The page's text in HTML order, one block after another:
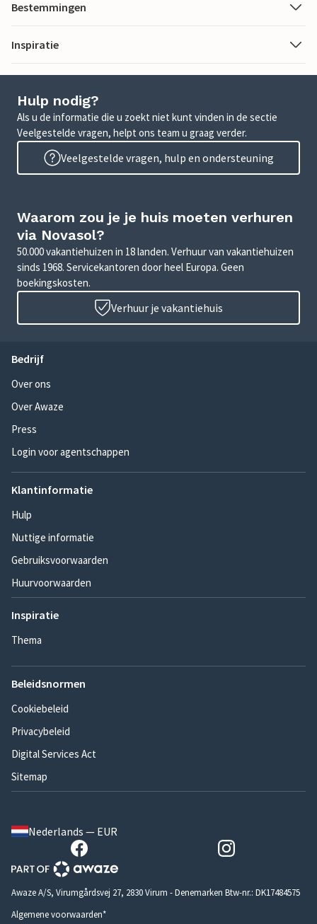
Bestemmingen
Inspiratie
Hulp nodig?
Als u de informatie die u zoekt niet kunt vinden in de sectie
Veelgestelde vragen, helpt ons team u graag verder.
Veelgestelde vragen, hulp en ondersteuning
Waarom zou je je huis moeten verhuren
via Novasol?
50.000 vakantiehuizen in 18 landen. Verhuur van vakantiehuizen
sinds 1968. Servicekantoren door heel Europa. Geen
boekingskosten.
Verhuur je vakantiehuis
Bedrijf
Over ons
Over Awaze
Press
Login voor agentschappen
Klantinformatie
Hulp
Nuttige informatie
Gebruiksvoorwaarden
Huurvoorwaarden
Inspiratie
Thema
Beleidsnormen
Cookiebeleid
Privacybeleid
Digital Services Act
Sitemap
Nederlands — EUR
Awaze A/S, Virumgårdsvej 27, 2830 Virum - Denemarken Btw-nr.: DK17484575
Algemene voorwaarden*